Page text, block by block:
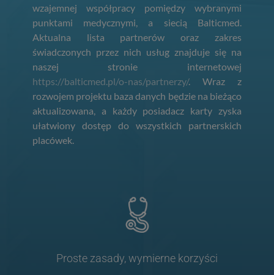
wzajemnej współpracy pomiędzy wybranymi
punktami medycznymi, a siecią Balticmed.
Aktualna lista partnerów oraz zakres
świadczonych przez nich usług znajduje się na
naszej stronie internetowej
https://balticmed.pl/o-nas/partnerzy/. Wraz z
rozwojem projektu baza danych będzie na bieżąco
aktualizowana, a każdy posiadacz karty zyska
ułatwiony dostęp do wszystkich partnerskich
placówek.
Proste zasady, wymierne korzyści